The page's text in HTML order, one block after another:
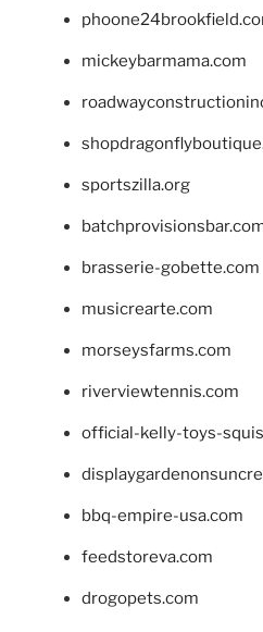
mickeybarmama.com
sportszilla.org
brasserie-gobette.com
musicrearte.com
morseysfarms.com
riverviewtennis.com
official-kelly-toys-
bbq-empire-usa.com
feedstoreva.com
drogopets.com